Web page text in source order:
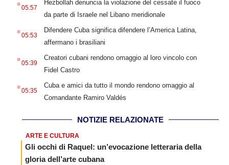
05:57
Hezbollah denuncia la violazione del cessate il fuoco
da parte di Israele nel Libano meridionale
.05:53
Difendere Cuba significa difendere l’America Latina,
affermano i brasiliani
.05:39
Creatori cubani rendono omaggio al loro vincolo con
Fidel Castro
.05:35
Cuba e amici da tutto il mondo rendono omaggio al
Comandante Ramiro Valdés
NOTIZIE RELAZIONATE
ARTE E CULTURA
Gli occhi di Raquel: un’evocazione letteraria della
gloria dell’arte cubana